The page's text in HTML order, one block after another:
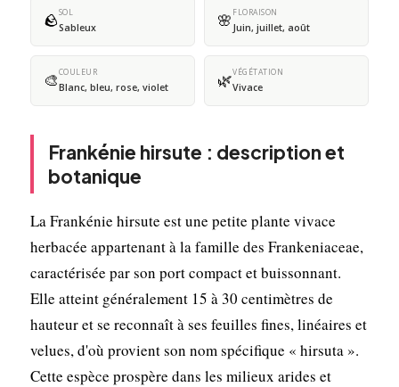
🪨SOL
Sableux 🌸 FLORAISON
Juin, juillet, août
🎨COULEUR
Blanc, bleu, rose, violet 🌿VÉGÉTATION
Vivace
Frankénie hirsute : description et
botanique
La Frankénie hirsute est une petite plante vivace
herbacée appartenant à la famille des Frankeniaceae,
caractérisée par son port compact et buissonnant.
Elle atteint généralement 15 à 30 centimètres de
hauteur et se reconnaît à ses feuilles fines, linéaires et
velues, d'où provient son nom spécifique « hirsuta ».
Cette espèce prospère dans les milieux arides et